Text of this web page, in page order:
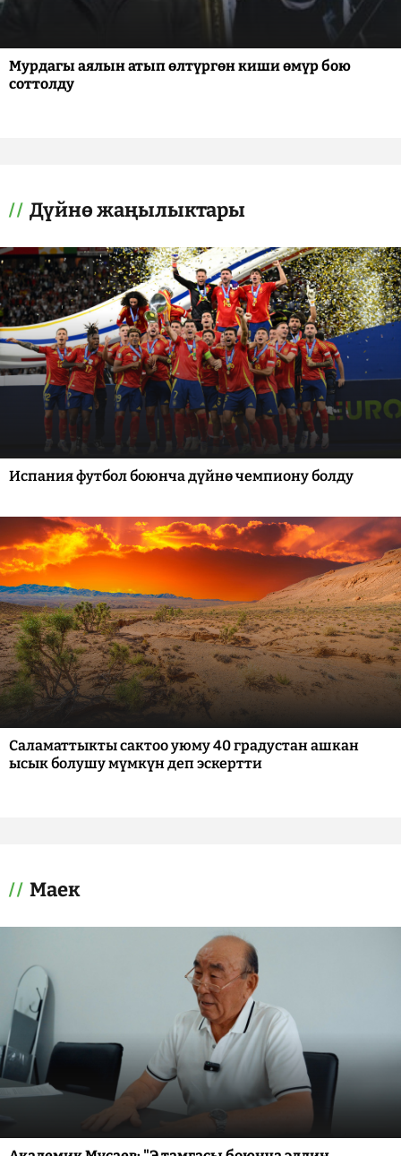
Мурдагы аялын атып өлтүргөн киши өмүр бою
соттолду
Дүйнө жаңылыктары
Испания футбол боюнча дүйнө чемпиону болду
Саламаттыкты сактоо уюму 40 градустан ашкан
ысык болушу мүмкүн деп эскертти
Маек